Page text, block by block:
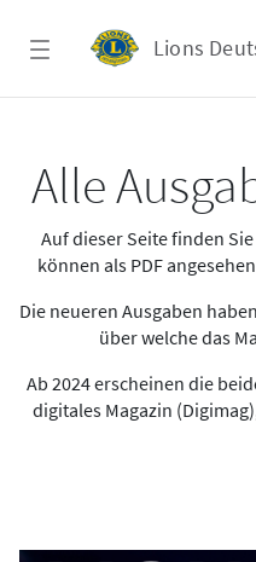
Lions
Alle
Auf dieser Seite finden
können als PDF
Die neueren Ausgaben
über welche das
Ab 2024 erscheinen die
digitales Magazin